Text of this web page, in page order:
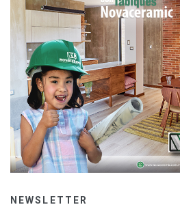
NEWSLETTER